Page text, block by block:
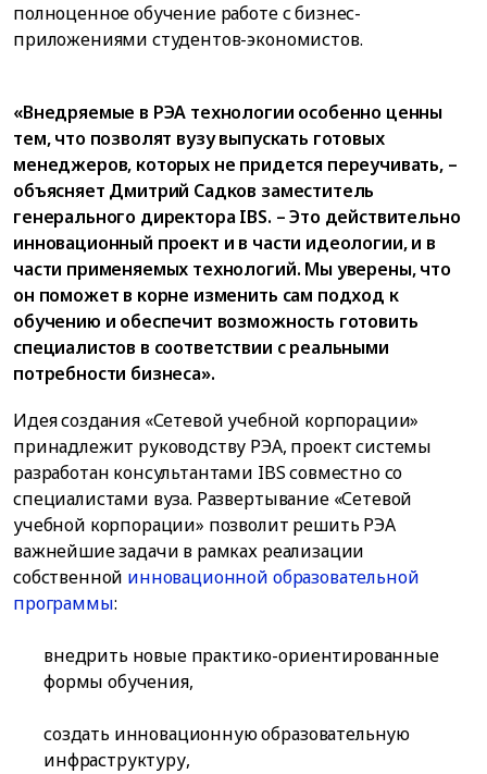
полноценное обучение работе с бизнес-
приложениями студентов-экономистов.
«Внедряемые в РЭА технологии особенно ценны
тем, что позволят вузу выпускать готовых
менеджеров, которых не придется переучивать, –
объясняет Дмитрий Садков заместитель
генерального директора IBS. – Это действительно
инновационный проект и в части идеологии, и в
части применяемых технологий. Мы уверены, что
он поможет в корне изменить сам подход к
обучению и обеспечит возможность готовить
специалистов в соответствии с реальными
потребности бизнеса».
Идея создания «Сетевой учебной корпорации»
принадлежит руководству РЭА, проект системы
разработан консультантами IBS совместно со
специалистами вуза. Развертывание «Сетевой
учебной корпорации» позволит решить РЭА
важнейшие задачи в рамках реализации
собственной инновационной образовательной
программы:
внедрить новые практико-ориентированные
формы обучения,
создать инновационную образовательную
инфраструктуру,